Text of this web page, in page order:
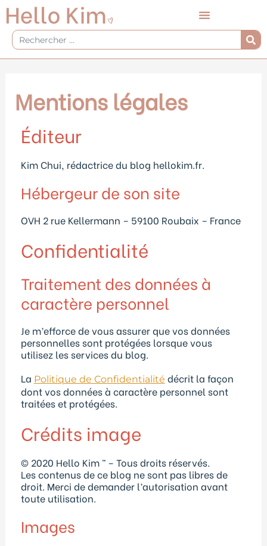
Aller
au
contenu
Rechercher
Mentions légales
Éditeur
Kim Chui, rédactrice du blog hellokim.fr.
Hébergeur de son site
OVH 2 rue Kellermann – 59100 Roubaix – France
Confidentialité
Traitement des données à
caractère personnel
Je m’efforce de vous assurer que vos données
personnelles sont protégées lorsque vous
utilisez les services du blog.
La Politique de Confidentialité décrit la façon
dont vos données à caractère personnel sont
traitées et protégées.
Crédits image
© 2020 Hello Kim ™ – Tous droits réservés.
Les contenus de ce blog ne sont pas libres de
droit. Merci de demander l’autorisation avant
toute utilisation.
Images